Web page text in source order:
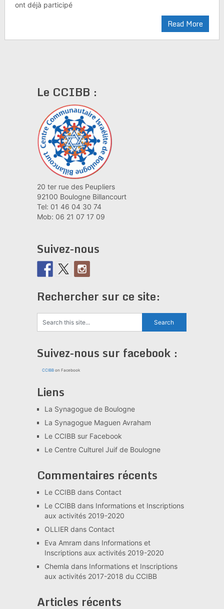
ont déjà participé
Read More
Le CCIBB :
20 ter rue des Peupliers
92100 Boulogne Billancourt
Tel: 01 46 04 30 74
Mob: 06 21 07 17 09
Suivez-nous
Rechercher sur ce site:
Suivez-nous sur facebook :
CCIBBon Facebook
Liens
La Synagogue de Boulogne
La Synagogue Maguen Avraham
Le CCIBB sur Facebook
Le Centre Culturel Juif de Boulogne
Commentaires récents
Le CCIBBdans Contact
Le CCIBBdans Informations et Inscriptions
aux activités 2019-2020
OLLIER dans Contact
Eva Amram dans Informations et
Inscriptions aux activités 2019-2020
Chemla dans Informations et Inscriptions
aux activités 2017-2018 du CCIBB
Articles récents